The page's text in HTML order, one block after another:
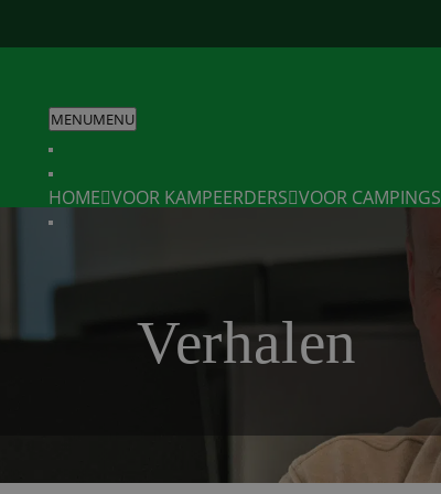
MENUMENU
HOME VOOR KAMPEERDERS VOOR CAMPINGS
Verhalen